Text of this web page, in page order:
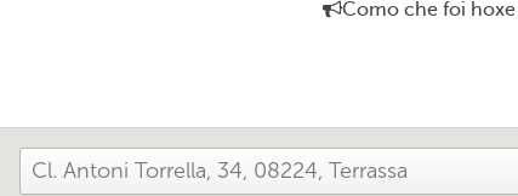
Como che foi hoxe